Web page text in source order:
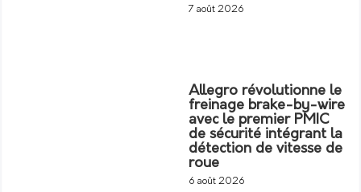
7 août 2026
Allegro révolutionne le
freinage brake-by-wire
avec le premier PMIC
de sécurité intégrant la
détection de vitesse de
roue
6 août 2026